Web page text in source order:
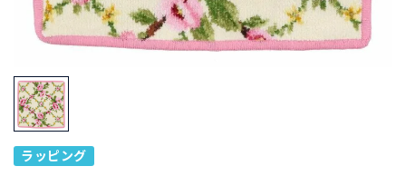
ラッピング